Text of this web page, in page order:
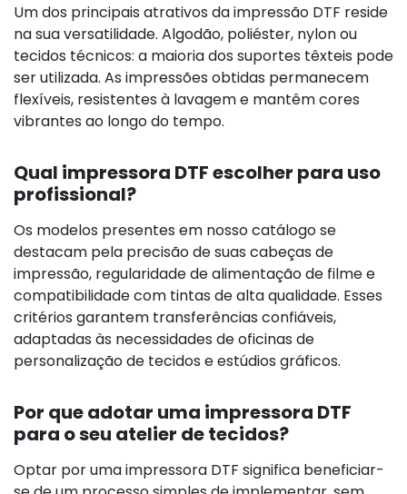
Um dos principais atrativos da impressão DTF reside
na sua versatilidade. Algodão, poliéster, nylon ou
tecidos técnicos: a maioria dos suportes têxteis pode
ser utilizada. As impressões obtidas permanecem
flexíveis, resistentes à lavagem e mantêm cores
vibrantes ao longo do tempo.
Qual impressora DTF escolher para uso
profissional?
Os modelos presentes em nosso catálogo se
destacam pela precisão de suas cabeças de
impressão, regularidade de alimentação de filme e
compatibilidade com tintas de alta qualidade. Esses
critérios garantem transferências confiáveis,
adaptadas às necessidades de oficinas de
personalização de tecidos e estúdios gráficos.
Por que adotar uma impressora DTF
para o seu atelier de tecidos?
Optar por uma impressora DTF significa beneficiar-